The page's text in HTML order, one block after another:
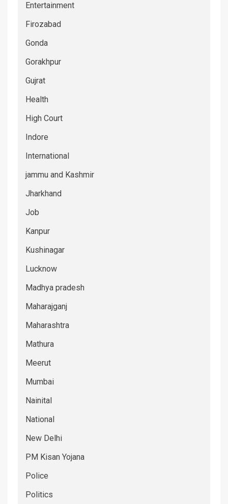
Entertainment
Firozabad
Gonda
Gorakhpur
Gujrat
Health
High Court
Indore
International
jammu and Kashmir
Jharkhand
Job
Kanpur
Kushinagar
Lucknow
Madhya pradesh
Maharajganj
Maharashtra
Mathura
Meerut
Mumbai
Nainital
National
New Delhi
PM Kisan Yojana
Police
Politics